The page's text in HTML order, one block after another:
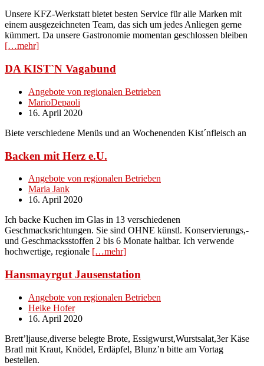
Unsere KFZ-Werkstatt bietet besten Service für alle Marken mit
einem ausgezeichneten Team, das sich um jedes Anliegen gerne
kümmert. Da unsere Gastronomie momentan geschlossen bleiben
[…mehr]
DA KIST`N Vagabund
Angebote von regionalen Betrieben
MarioDepaoli
16. April 2020
Biete verschiedene Menüs und an Wochenenden Kist´nfleisch an
Backen mit Herz e.U.
Angebote von regionalen Betrieben
Maria Jank
16. April 2020
Ich backe Kuchen im Glas in 13 verschiedenen
Geschmacksrichtungen. Sie sind OHNE künstl. Konservierungs,-
und Geschmacksstoffen 2 bis 6 Monate haltbar. Ich verwende
hochwertige, regionale […mehr]
Hansmayrgut Jausenstation
Angebote von regionalen Betrieben
Heike Hofer
16. April 2020
Brett’ljause,diverse belegte Brote, Essigwurst,Wurstsalat,3er Käse
Bratl mit Kraut, Knödel, Erdäpfel, Blunz’n bitte am Vortag
bestellen.